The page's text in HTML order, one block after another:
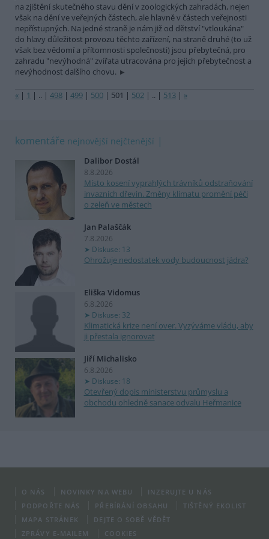
na zjištění skutečného stavu dění v zoologických zahradách, nejen
však na dění ve veřejných částech, ale hlavně v částech veřejnosti
nepřístupných. Na jedné straně je nám již od dětství "vtloukána"
do hlavy důležitost provozu těchto zařízení, na straně druhé (to už
však bez vědomí a přítomnosti společnosti) jsou přebytečná, pro
zahradu "nevýhodná" zvířata utracována pro jejich přebytečnost a
nevýhodnost dalšího chovu.
« | 1 | .. | 498 | 499 | 500 | 501 | 502 | .. | 513 | »
komentáře nejnovější nejčtenější
Dalibor Dostál
8.8.2026
Místo kosení vyprahlých trávníků odstraňování
invazních dřevin. Změny klimatu promění péči
o zeleň ve městech
Jan Palaščák
7.8.2026
Diskuse: 13
Ohrožuje nedostatek vody budoucnost jádra?
Eliška Vidomus
6.8.2026
Diskuse: 32
Klimatická krize není over. Vyzýváme vládu, aby
ji přestala ignorovat
Jiří Michalisko
6.8.2026
Diskuse: 18
Otevřený dopis ministerstvu průmyslu a
obchodu ohledně sanace odvalu Heřmanice
O NÁS NOVINKY NA WEBU
INZERUJTE U NÁS
PODPOŘTE NÁS
PŘEBÍRÁNÍ OBSAHU
TIŠTĚNÝ EKOLIST
MAPA STRÁNEK
DEJTE O SOBĚ VĚDĚT
ZPRÁVY E-MAILEM
COOKIES